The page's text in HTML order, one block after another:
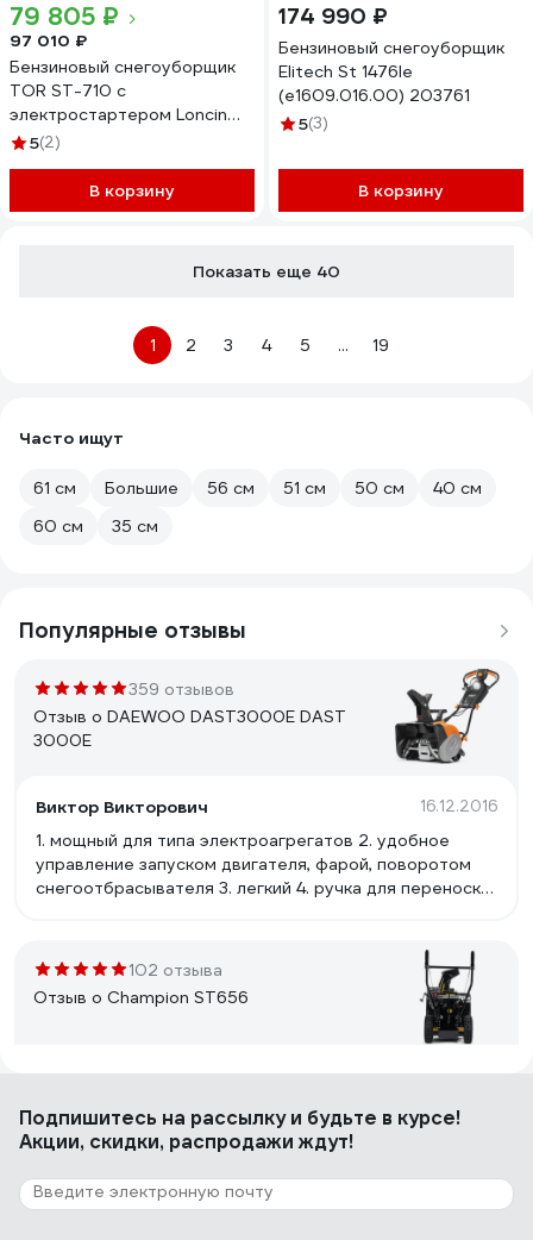
79 805 ₽
97 010 ₽
Бензиновый снегоуборщик
TOR ST-710 с
электростартером Loncin
1032726
5(2)
В корзину
174 990 ₽
Бензиновый снегоуборщик
Elitech St 1476le
(e1609.016.00) 203761
5(3)
В корзину
Показать еще 40
1 2 3 4 5 ... 19
Часто ищут
61 см Большие 56 см 51 см 50 см
40 см
60 см
35 см
Популярные отзывы
359 отзывов
Отзыв о DAEWOO DAST3000E DAST
3000E
Виктор Викторович 16.12.2016
1. мощный для типа электроагрегатов 2. удобное
управление запуском двигателя, фарой, поворотом
снегоотбрасывателя 3. легкий 4. ручка для переноски
Наконечники не унифицированы, имеется
возможность замены из подручных материалов. 6.
предусмотрен крепеж для питающего кабеля.
102 отзыва
Отзыв о Champion ST656
Отличное качество сборки, низкая цена,
действительно полезная вещь в своем доме.
Подпишитесь на рассылкуи будьте в курсе!
Акции, скидки, распродажи ждут!